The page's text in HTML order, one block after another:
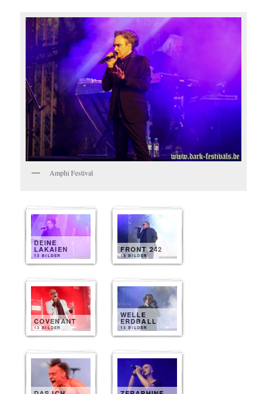
Amphi Festival
DEINE
LAKAIEN
13 BILDER
FRONT 242
13 BILDER
COVENANT
13 BILDER
WELLE
ERDBALL
13 BILDER